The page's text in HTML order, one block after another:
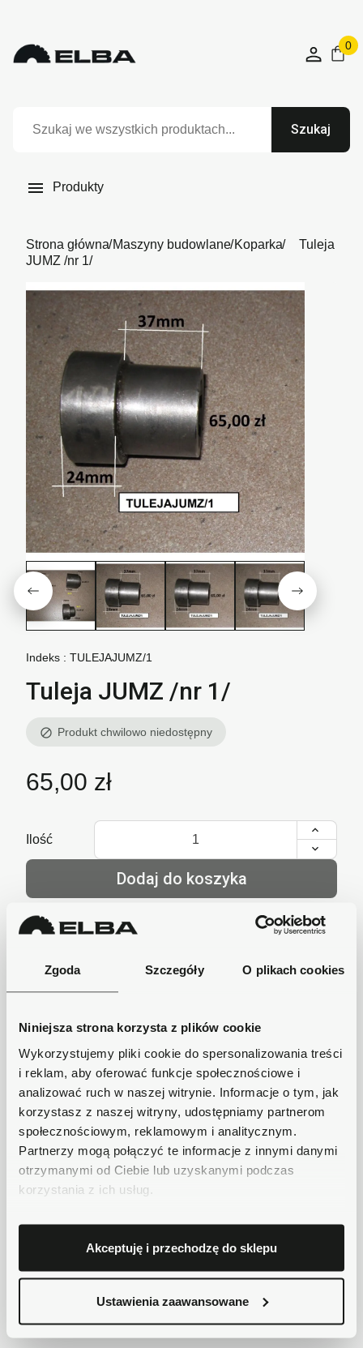
Zgoda Szczegóły O plikach cookies
Niniejsza strona korzysta z plików cookie
Wykorzystujemy pliki cookie do spersonalizowania treści
i reklam, aby oferować funkcje społecznościowe i
analizować ruch w naszej witrynie. Informacje o tym, jak
korzystasz z naszej witryny, udostępniamy partnerom
społecznościowym, reklamowym i analitycznym.
Partnerzy mogą połączyć te informacje z innymi danymi
otrzymanymi od Ciebie lub uzyskanymi podczas
korzystania z ich usług.
Akceptuję i przechodzę do sklepu
Ustawienia zaawansowane
0
Szukaj
 Produkty
Strona główna Maszyny budowlane Koparka
Tuleja
JUMZ /nr 1/
Indeks : TULEJAJUMZ/1
Tuleja JUMZ /nr 1/
block Produkt chwilowo niedostępny
65,00 zł
Ilość
Dodaj do koszyka
lub zadzwoń i zamów +48 62 733 86 11
Zamówienia wysyłamy w ciągu 1-2 dni, koszt
dostawy już od 18zł.
Bezpieczne płatności
Płatności obsługuje Przelewy24 - największy
operator płatności online w Polsce.
Masz pytania dotyczące produktu?
Zadzwoń do nas 62 733 86 11 lub napisz e-
mail. Chętnie pomożemy!
Szczegóły produktu